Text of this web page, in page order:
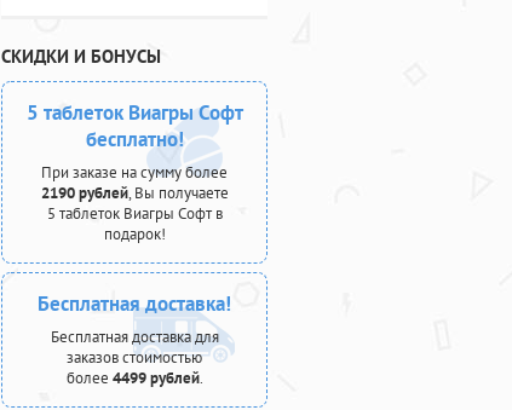
СКИДКИ И БОНУСЫ
5 таблеток Виагры Софт
бесплатно!
При заказе на сумму более
2190 рублей, Вы получаете
5 таблеток Виагры Софт в
подарок!
Бесплатная доставка!
Бесплатная доставка для
заказов стоимостью
более 4499 рублей.